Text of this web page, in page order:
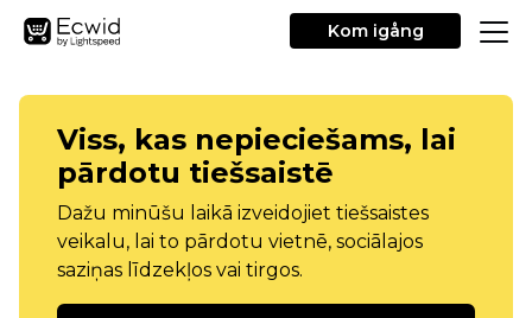
Kom igång
Viss, kas nepieciešams, lai
pārdotu tiešsaistē
Dažu minūšu laikā izveidojiet tiešsaistes
veikalu, lai to pārdotu vietnē, sociālajos
saziņas līdzekļos vai tirgos.